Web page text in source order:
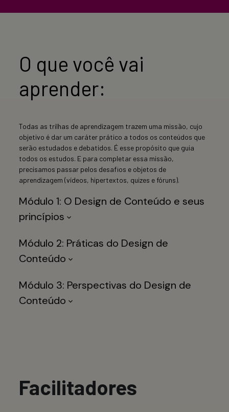
O que você vai
aprender:
Todas as trilhas de aprendizagem trazem uma missão, cujo
objetivo é dar um caráter prático a todos os conteúdos que
serão estudados e debatidos. É esse propósito que guia
todos os estudos. E para completar essa missão,
precisamos passar pelos desafios e objetos de
aprendizagem (vídeos, hipertextos, quizes e fóruns).
Módulo 1: O Design de Conteúdo e seus
princípios
Módulo 2: Práticas do Design de
Conteúdo
Módulo 3: Perspectivas do Design de
Conteúdo
Facilitadores